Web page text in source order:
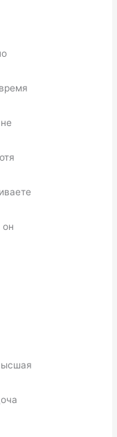
он